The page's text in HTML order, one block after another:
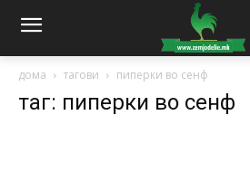
дома тагови пиперки во сенф
таг: пиперки во сенф